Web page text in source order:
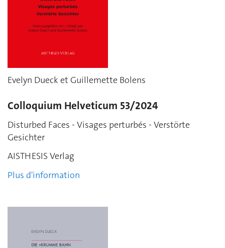
Evelyn Dueck et Guillemette Bolens
Colloquium Helveticum 53/2024
Disturbed Faces - Visages perturbés - Verstörte
Gesichter
AISTHESIS Verlag
Plus d'information